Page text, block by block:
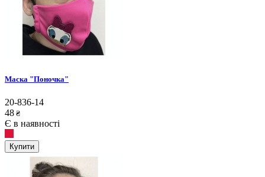
Маска "Поночка"
20-836-14
48 ₴
Є в наявності
Купити